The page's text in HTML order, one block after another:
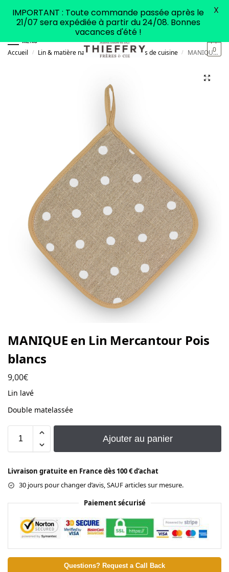
MENU
0
Accueil / Lin & matière naturelle / Accessoires de cuisine / MANIQUE en Lin Mercantour Pois blancs
MANIQUE en Lin Mercantour Pois
blancs
9,00€
Lin lavé
Double matelassée
Ajouter au panier
Livraison gratuite en France dès 100 € d’achat
30 jours pour changer d’avis, SAUF articles sur mesure.
Paiement sécurisé
Questions? Request a Call Back
IMPORTANT : Toute commande passée après le
21/07 sera expédiée à partir du 24/08. Bonnes
vacances d'été !
X